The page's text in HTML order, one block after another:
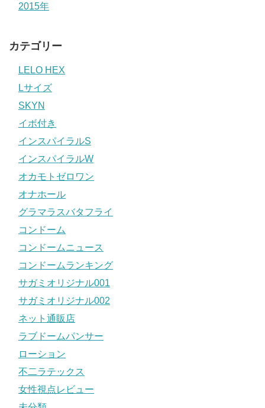
2015年
カテゴリー
LELO HEX
Lサイズ
SKYN
イボ付き
インスパイラルS
インスパイラルW
オカモトゼロワン
オナホール
グラマラスバタフライ
コンドーム
コンドームニュース
コンドームランキング
サガミオリジナル001
サガミオリジナル002
ネット通販店
ラブドームパンサー
ローション
不二ラテックス
女性視点レビュー